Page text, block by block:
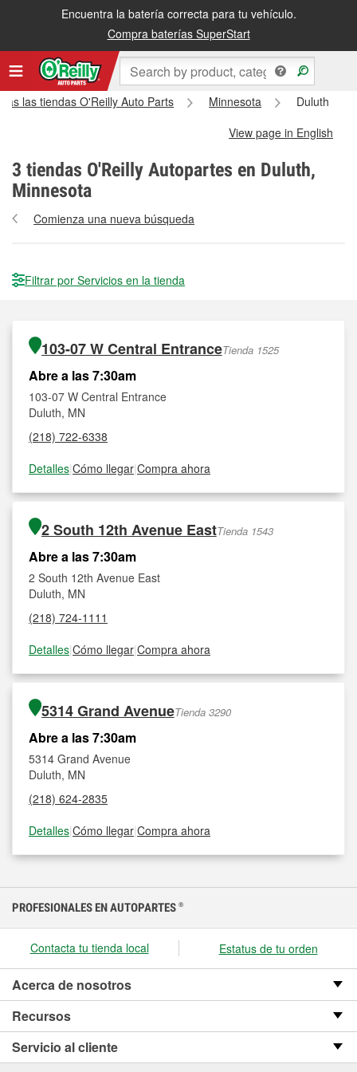
Encuentra la batería correcta para tu vehículo.
Compra baterías SuperStart
las tiendas O'Reilly Auto Parts Minnesota
Duluth
View page in English
3 tiendas O'Reilly Autopartes en Duluth,
Minnesota
Comienza una nueva búsqueda
Filtrar por Servicios en la tienda
103-07 W Central EntranceTienda 1525
Abre a las 7:30am
103-07 W Central Entrance
Duluth, MN
(218) 722-6338
Detalles|Cómo llegar|Compra ahora
2 South 12th Avenue EastTienda 1543
Abre a las 7:30am
2 South 12th Avenue East
Duluth, MN
(218) 724-1111
Detalles|Cómo llegar|Compra ahora
5314 Grand AvenueTienda 3290
Abre a las 7:30am
5314 Grand Avenue
Duluth, MN
(218) 624-2835
Detalles|Cómo llegar|Compra ahora
PROFESIONALES EN AUTOPARTES ®
Contacta tu tienda local Estatus de tu orden
Acerca de nosotros
Recursos
Servicio al cliente